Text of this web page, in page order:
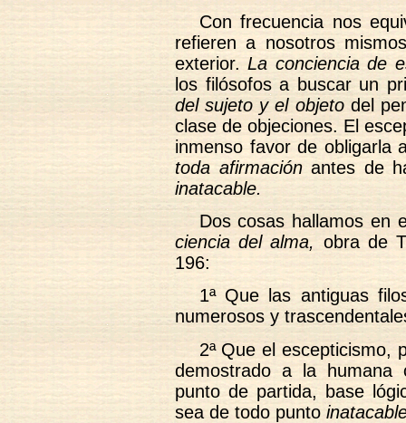
Con frecuencia nos
refieren a nosotros
exterior.La conciencia de
los filósofos a buscar un
del sujeto y el objetodel
clase de objeciones. El
inmenso favor de obligarla
toda afirmaciónantes de
inatacable.
Dos cosas hallamos en
ciencia del alma, obra de
196:
1ª Que las antiguas
numerosos y
2ª Que el escepticismo,
demostrado a la humana
punto de partida, base
sea de todo punto